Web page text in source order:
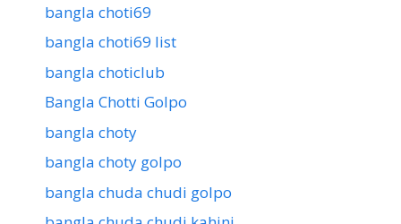
bangla choti69
bangla choti69 list
bangla choticlub
Bangla Chotti Golpo
bangla choty
bangla choty golpo
bangla chuda chudi golpo